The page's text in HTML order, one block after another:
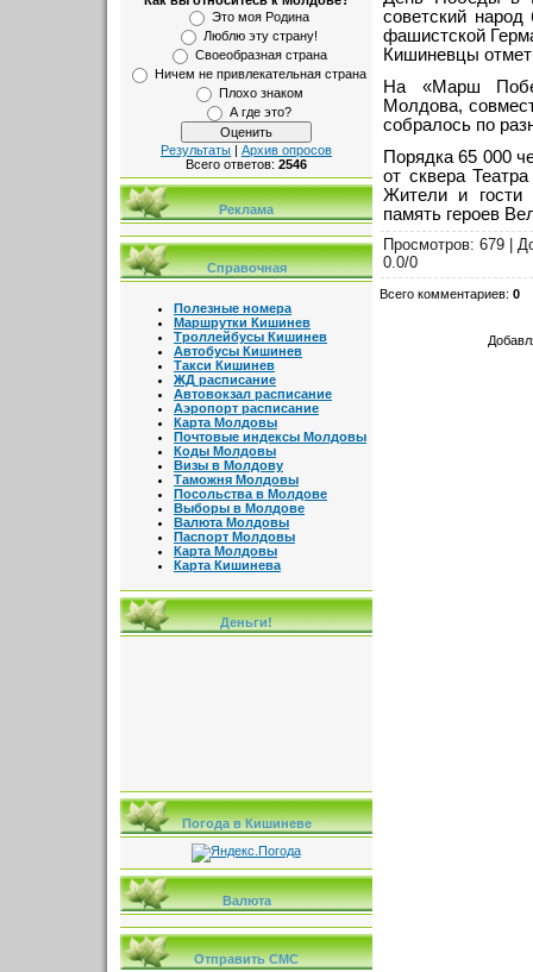
Это моя Родина
Люблю эту страну!
Своеобразная страна
Ничем не привлекательная страна
Плохо знаком
А где это?
Результаты | Архив опросов
Всего ответов: 2546
Реклама
Справочная
Полезные номера
Маршрутки Кишинев
Троллейбусы Кишинев
Автобусы Кишинев
Такси Кишинев
ЖД расписание
Автовокзал расписание
Аэропорт расписание
Карта Молдовы
Почтовые индексы Молдовы
Коды Молдовы
Визы в Молдову
Таможня Молдовы
Посольства в Молдове
Выборы в Молдове
Валюта Молдовы
Паспорт Молдовы
Карта Молдовы
Карта Кишинева
Деньги!
Погода в Кишиневе
Валюта
Отправить СМС
советский
фашистской
Кишиневцы
На «Марш
Молдова,
собралось по
Порядка 65 000
от сквера
Жители и гости
память героев
Просмотров: 679 |
0.0/0
Всего комментариев: 0